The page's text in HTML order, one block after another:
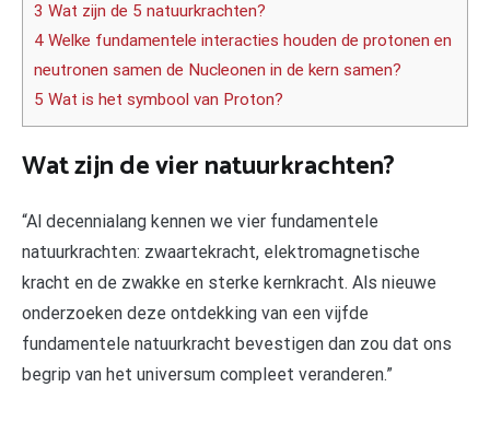
3 Wat zijn de 5 natuurkrachten?
4 Welke fundamentele interacties houden de protonen en
neutronen samen de Nucleonen in de kern samen?
5 Wat is het symbool van Proton?
Wat zijn de vier natuurkrachten?
“Al decennialang kennen we vier fundamentele
natuurkrachten: zwaartekracht, elektromagnetische
kracht en de zwakke en sterke kernkracht. Als nieuwe
onderzoeken deze ontdekking van een vijfde
fundamentele natuurkracht bevestigen dan zou dat ons
begrip van het universum compleet veranderen.”